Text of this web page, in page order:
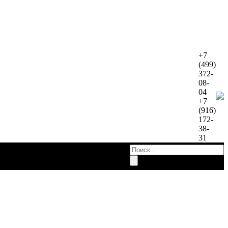
+7
(499)
372-
08-
04
+7
(916)
172-
38-
31